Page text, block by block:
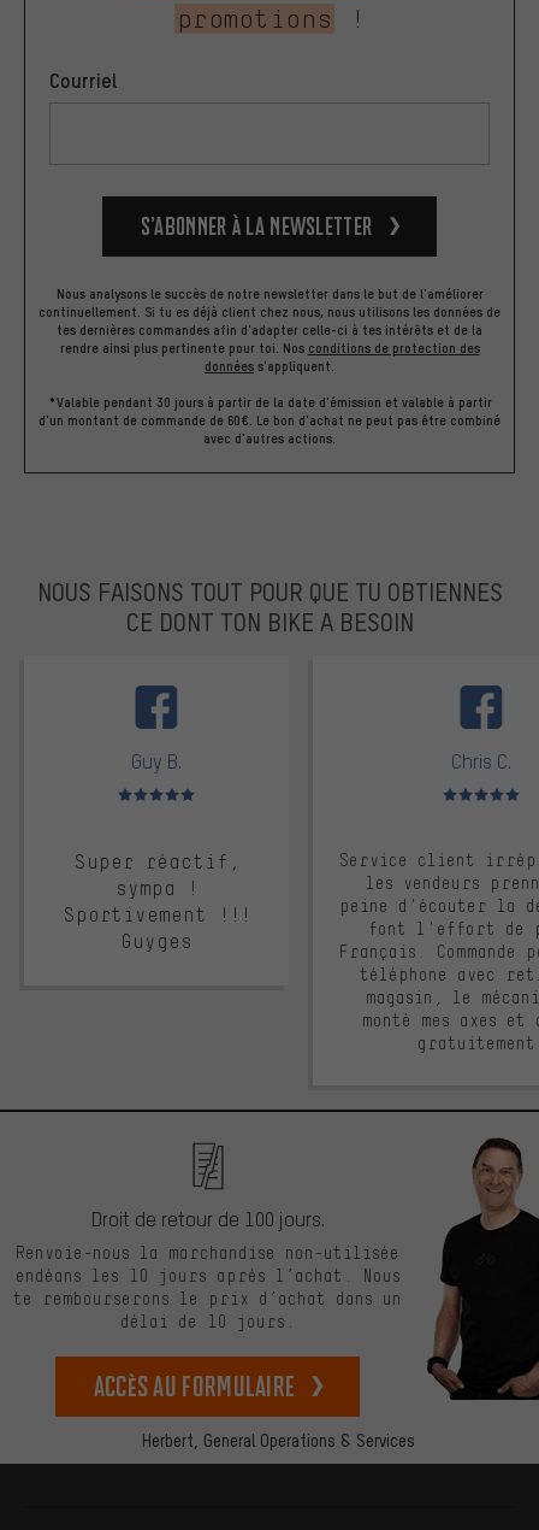
promotions
!
Courriel
S’abonner à la newsletter
Nous analysons le succès de notre newsletter dans le but de l'améliorer
continuellement. Si tu es déjà client chez nous, nous utilisons les données de
tes dernières commandes afin d'adapter celle-ci à tes intérêts et de la
rendre ainsi plus pertinente pour toi. Nos conditions de protection des
données s'appliquent.
*Valable pendant 30 jours à partir de la date d'émission et valable à partir
d'un montant de commande de 60€. Le bon d'achat ne peut pas être combiné
avec d'autres actions.
NOUS FAISONS TOUT POUR QUE TU OBTIENNES
CE DONT TON BIKE A BESOIN
Guy B.
Note moyenne : 5 sur 5
Super réactif,
sympa !
Sportivement !!!
Guyges
Chris C.
Note moyenne :
Service client
les vendeurs
peine d'écouter la
font l'effort de
Français. Commande
téléphone avec
magasin, le
monté mes axes et
Herbert, General Operations & Services
Droit de retour de 100 jours.
Renvoie-nous la marchandise non-utilisée
endéans les 10 jours après l’achat. Nous
te rembourserons le prix d’achat dans un
délai de 10 jours.
Accès au formulaire